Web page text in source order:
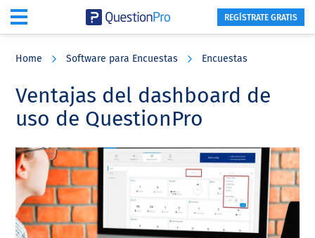
content
sidebar
REGÍSTRATE GRATIS
Home Software para Encuestas Encuestas
Ventajas del dashboard de
uso de QuestionPro